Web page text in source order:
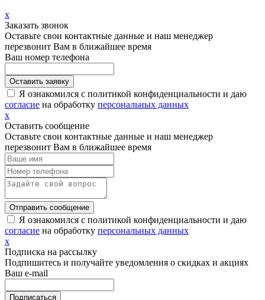
х
Заказать звонок
Оставьте свои контактные данные и наш менеджер
перезвонит Вам в ближайшее время
Ваш номер телефона
Я ознакомился с политикой конфиденциальности и даю
согласие на обработку персональных данных
х
Оставить сообщение
Оставьте свои контактные данные и наш менеджер
перезвонит Вам в ближайшее время
Я ознакомился с политикой конфиденциальности и даю
согласие на обработку персональных данных
х
Подписка на рассылку
Подпишитесь и получайте уведомления о скидках и акциях
Ваш e-mail